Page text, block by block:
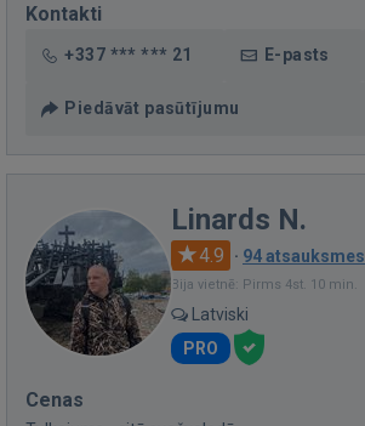
Kontakti
+337 *** *** 21 E-pasts
Piedāvāt pasūtījumu
Linards N.
4.9 · 94 atsauksmes
Bija vietnē: Pirms 4st. 10 min.
Latviski
PRO
Cenas